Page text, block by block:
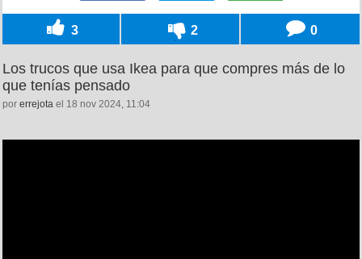
3 2 0
Los trucos que usa Ikea para que compres más de lo
que tenías pensado
por errejota el 18 nov 2024, 11:04